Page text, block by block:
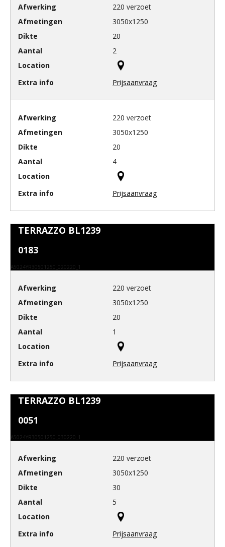
220 verzoet
3050x1250
20
2
Prijsaanvraag
220 verzoet
3050x1250
20
4
Prijsaanvraag
TERRAZZO BL1239
0183
A5024YR30501250_020220_1
220 verzoet
3050x1250
20
1
Prijsaanvraag
TERRAZZO BL1239
0051
A5024YR30501250_030220_1
220 verzoet
3050x1250
30
5
Prijsaanvraag